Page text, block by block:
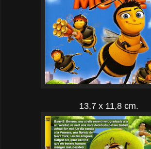
13,7 x 11,8 cm.